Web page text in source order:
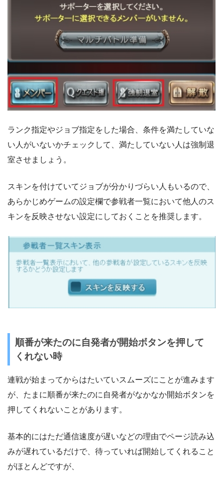
ランク指定やジョブ指定をした場合、条件を満たしていな
い人がいないかチェックして、満たしていない人は強制退
室させましょう。
スキンを付けていてジョブが分かりづらい人もいるので、
あらかじめゲームの設定欄で参戦者一覧において他人のス
キンを反映させない設定にしておくことを推奨します。
順番が来たのに自発者が開始ボタンを押して
くれない時
連戦が始まってからはたいていスムーズにことが進みます
が、たまに順番が来たのに自発者がなかなか開始ボタンを
押してくれないことがあります。
基本的にはただ通信速度が遅いなどの理由でページ読み込
みが遅れているだけで、待っていれば開始してくれること
がほとんどですが、